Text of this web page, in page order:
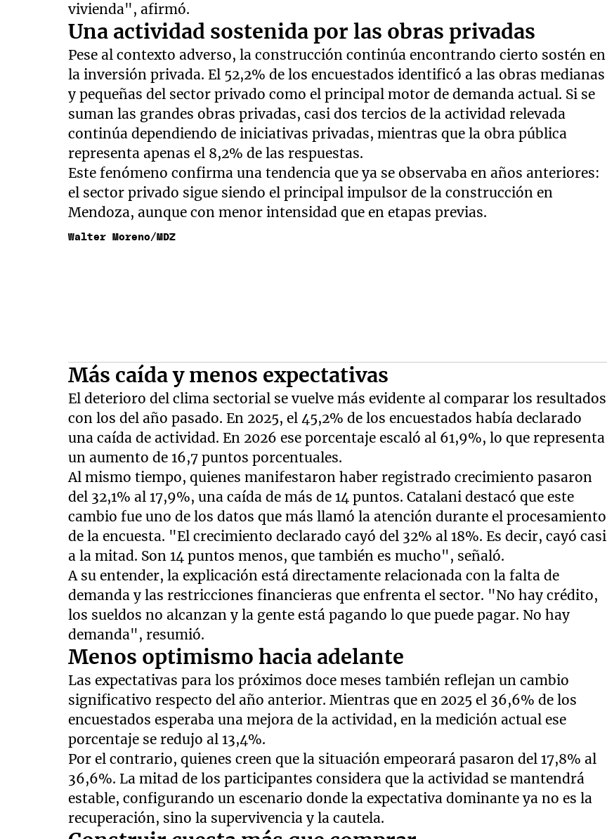
vivienda", afirmó.
Una actividad sostenida por las obras privadas
Pese al contexto adverso, la construcción continúa encontrando cierto sostén en
la inversión privada. El 52,2% de los encuestados identificó a las obras medianas
y pequeñas del sector privado como el principal motor de demanda actual. Si se
suman las grandes obras privadas, casi dos tercios de la actividad relevada
continúa dependiendo de iniciativas privadas, mientras que la obra pública
representa apenas el 8,2% de las respuestas.
Este fenómeno confirma una tendencia que ya se observaba en años anteriores:
el sector privado sigue siendo el principal impulsor de la construcción en
Mendoza, aunque con menor intensidad que en etapas previas.
Walter Moreno/MDZ
Más caída y menos expectativas
El deterioro del clima sectorial se vuelve más evidente al comparar los resultados
con los del año pasado. En 2025, el 45,2% de los encuestados había declarado
una caída de actividad. En 2026 ese porcentaje escaló al 61,9%, lo que representa
un aumento de 16,7 puntos porcentuales.
Al mismo tiempo, quienes manifestaron haber registrado crecimiento pasaron
del 32,1% al 17,9%, una caída de más de 14 puntos. Catalani destacó que este
cambio fue uno de los datos que más llamó la atención durante el procesamiento
de la encuesta. "El crecimiento declarado cayó del 32% al 18%. Es decir, cayó casi
a la mitad. Son 14 puntos menos, que también es mucho", señaló.
A su entender, la explicación está directamente relacionada con la falta de
demanda y las restricciones financieras que enfrenta el sector. "No hay crédito,
los sueldos no alcanzan y la gente está pagando lo que puede pagar. No hay
demanda", resumió.
Menos optimismo hacia adelante
Las expectativas para los próximos doce meses también reflejan un cambio
significativo respecto del año anterior. Mientras que en 2025 el 36,6% de los
encuestados esperaba una mejora de la actividad, en la medición actual ese
porcentaje se redujo al 13,4%.
Por el contrario, quienes creen que la situación empeorará pasaron del 17,8% al
36,6%. La mitad de los participantes considera que la actividad se mantendrá
estable, configurando un escenario donde la expectativa dominante ya no es la
recuperación, sino la supervivencia y la cautela.